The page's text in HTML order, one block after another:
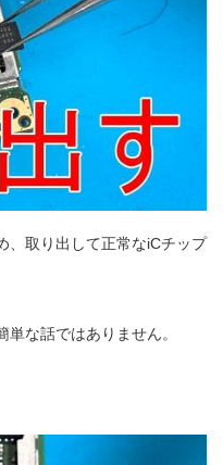
、取り出して正常なiCチップ
な話ではありません。